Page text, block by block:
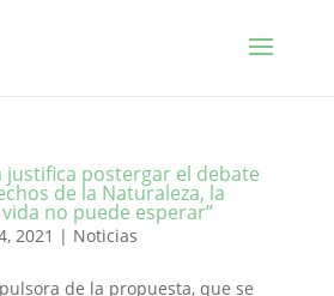
justifica postergar el debate
de la Naturaleza, la
no puede esperar”
2021 | Noticias
de la propuesta, que se